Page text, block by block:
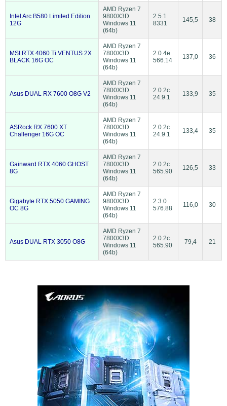
Intel Arc B580 Limited Edition
12G
AMD Ryzen 7
9800X3D
Windows 11
(64b)
2.5.1
8331
145,5 38
MSI RTX 4060 Ti VENTUS 2X
BLACK 16G OC
AMD Ryzen 7
7800X3D
Windows 11
(64b)
2.0.4e
566.14
137,0 36
Asus DUAL RX 7600 O8G V2
AMD Ryzen 7
7800X3D
Windows 11
(64b)
2.0.2c
24.9.1
133,9 35
ASRock RX 7600 XT
Challenger 16G OC
AMD Ryzen 7
7800X3D
Windows 11
(64b)
2.0.2c
24.9.1
133,4 35
Gainward RTX 4060 GHOST
8G
AMD Ryzen 7
7800X3D
Windows 11
(64b)
2.0.2c
565.90
126,5 33
Gigabyte RTX 5050 GAMING
OC 8G
AMD Ryzen 7
9800X3D
Windows 11
(64b)
2.3.0
576.88
116,0 30
Asus DUAL RTX 3050 O8G
AMD Ryzen 7
7800X3D
Windows 11
(64b)
2.0.2c
565.90
79,4 21